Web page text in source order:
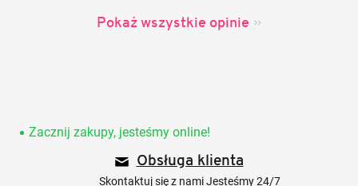
Pokaż wszystkie opinie
Zacznij zakupy, jesteśmy online!
Obsługa klienta
Skontaktuj się z nami Jesteśmy 24/7